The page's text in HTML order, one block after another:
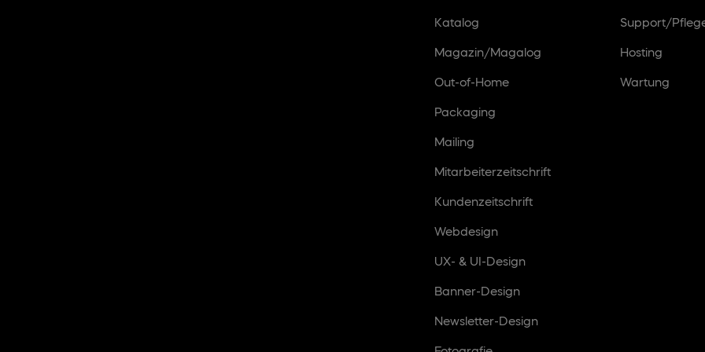
Katalog
Magazin/Magalog
Out-of-Home
Packaging
Mailing
Mitarbeiterzeitschrift
Kundenzeitschrift
Webdesign
UX- & UI-Design
Banner-Design
Newsletter-Design
Support/
Hosting
Wartung